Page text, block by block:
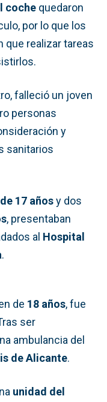
coche quedaron
por lo que los
que realizar tareas
falleció un joven
personas
y
sanitarios
17 añosy dos
, presentaban
al Hospital
.
de 18 años, fue
ser
ambulancia del
de Alicante.
unidad del